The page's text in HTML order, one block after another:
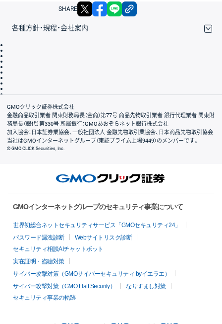
SHARE X facebook
各種方針・規程・会社案内
会社案内
GMOクリック証券株式会社
金融商品取引業者 関東財務局長（金商）第77号 商品先物取引業者 銀行代理業者 関東財
務局長（銀代）第330号 所属銀行：GMOあおぞらネット銀行株式会社
加入協会：日本証券業協会、一般社団法人 金融先物取引業協会、日本商品先物取引協会
当社はGMOインターネットグループ（東証プライム上場9449）のメンバーです。
© GMO CLICK Securities, Inc.
GMOインターネットグループのセキュリティ事業について
世界初総合ネットセキュリティサービス「GMOセキュリティ24」
パスワード漏洩診断
Webサイトリスク診断
セキュリティ相談AIチャットボット
実在証明・盗聴対策
サイバー攻撃対策（GMOサイバーセキュリティ byイエラエ）
サイバー攻撃対策（GMO Flatt Security）
なりすまし対策
セキュリティ事業の軌跡